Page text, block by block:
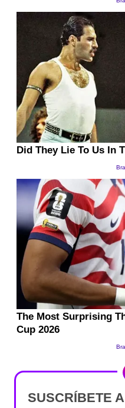
SUSCRÍBETE A